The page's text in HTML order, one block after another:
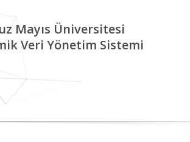
Mayıs Üniversitesi
Veri Yönetim Sistemi